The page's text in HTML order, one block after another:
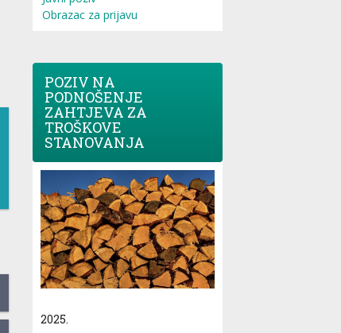
Obrazac za prijavu
POZIV NA
PODNOŠENJE
ZAHTJEVA ZA
TROŠKOVE
STANOVANJA
2025.